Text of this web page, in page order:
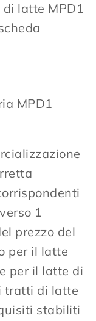
latte MPD1
MPD1
1
prezzo del
per il latte
per il latte di
tratti di latte
stabiliti